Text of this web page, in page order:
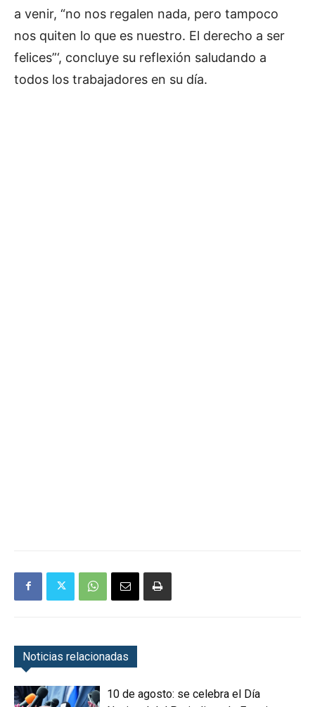
a venir, “no nos regalen nada, pero tampoco
nos quiten lo que es nuestro. El derecho a ser
felices”‘, concluye su reflexión saludando a
todos los trabajadores en su día.
Noticias relacionadas
10 de agosto: se celebra el Día